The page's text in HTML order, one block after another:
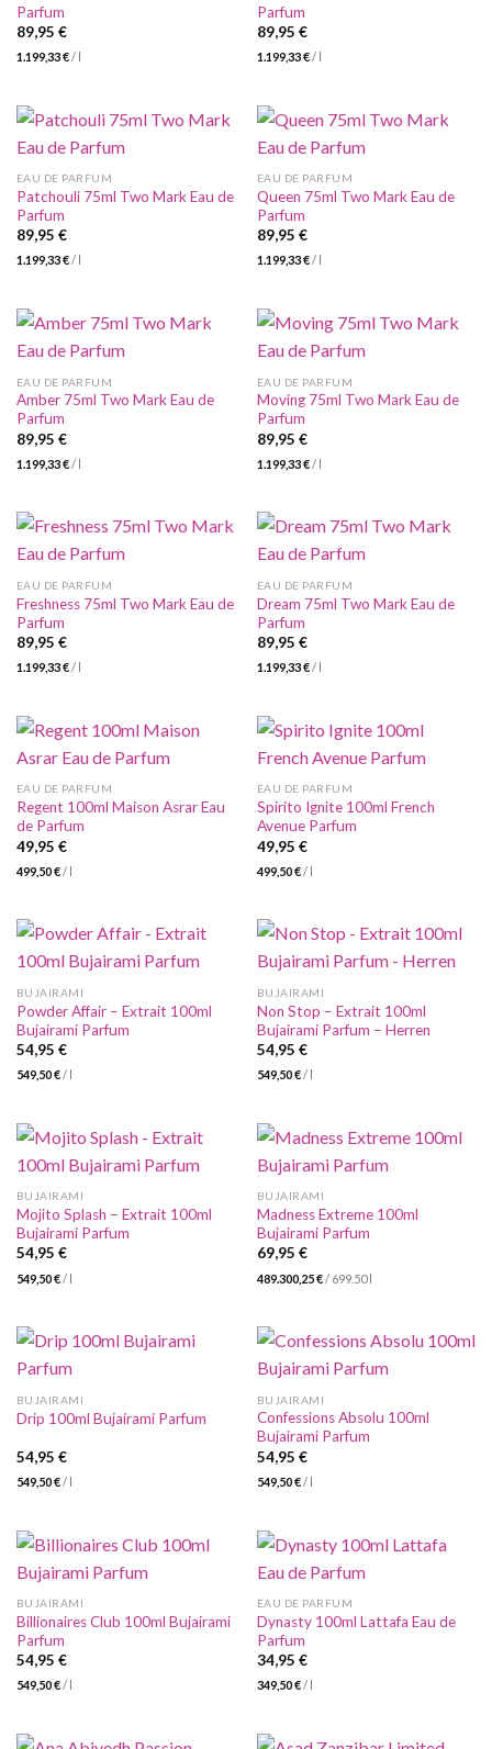
Parfum
89,95 €
1.199,33€/
Parfum
89,95 €
1.199,33€/
EAU DE PARFUM
Patchouli 75ml Two Mark Eau de
Parfum
89,95 €
1.199,33€/
EAU DE PARFUM
Queen 75ml Two Mark Eau de
Parfum
89,95 €
1.199,33€/
EAU DE PARFUM
Amber 75ml Two Mark Eau de
Parfum
89,95 €
1.199,33€/ l
EAU DE PARFUM
Moving 75ml Two Mark Eau de
Parfum
89,95 €
1.199,33€/ l
EAU DE PARFUM
Freshness 75ml Two Mark Eau de
Parfum
89,95 €
1.199,33€/
EAU DE PARFUM
Dream 75ml Two Mark Eau de
Parfum
89,95 €
1.199,33€/
EAU DE PARFUM
Regent 100ml Maison Asrar Eau
de Parfum
49,95 €
499,50€/ l
EAU DE PARFUM
Spirito Ignite 100ml French
Avenue Parfum
49,95 €
499,50€/ l
BUJAIRAMI
Powder Affair – Extrait 100ml
Bujairami Parfum
54,95 €
549,50€/
BUJAIRAMI
Non Stop – Extrait 100ml
Bujairami Parfum – Herren
54,95 €
549,50€/
BUJAIRAMI
Mojito Splash – Extrait 100ml
Bujairami Parfum
54,95 €
549,50€/ l
BUJAIRAMI
Madness Extreme 100ml
Bujairami Parfum
69,95 €
489.300,25€/ 699.50 l
BUJAIRAMI
Drip 100ml Bujairami Parfum
54,95 €
549,50€/ l
BUJAIRAMI
Confessions Absolu 100ml
Bujairami Parfum
54,95 €
549,50€/ l
BUJAIRAMI
Billionaires Club 100ml Bujairami
Parfum
54,95 €
549,50€/
EAU DE PARFUM
Dynasty 100ml Lattafa Eau de
Parfum
34,95 €
349,50€/